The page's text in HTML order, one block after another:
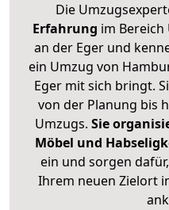
Die
Erfahrung im
an der Eger und
ein Umzug von
Eger mit sich bringt.
von der Planung bis
Umzugs. Sie
Möbel und
ein und sorgen
Ihrem neuen Zielort